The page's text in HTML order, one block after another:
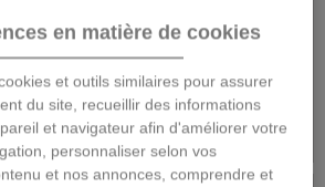
56,00 €
Mehr
en matière de cookies
et outils similaires pour assurer
du site, recueillir des informations
et navigateur afin d'améliorer votre
personnaliser selon vos
et nos annonces, comprendre et